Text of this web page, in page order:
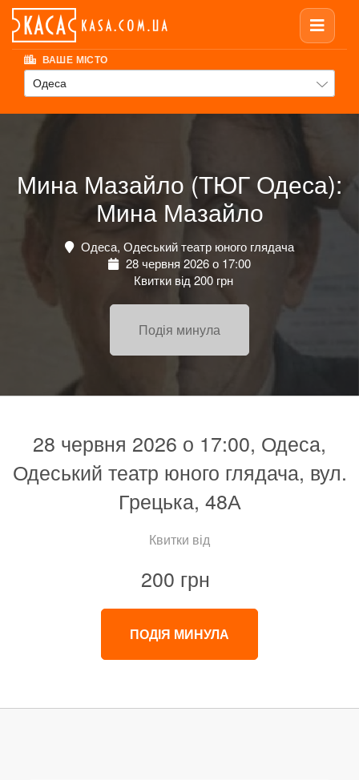
ВАШЕ МІСТО
Одеса
Мина Мазайло (ТЮГ Одеса):
Мина Мазайло
Одеса, Одеський театр юного глядача
28 червня 2026 о 17:00
Квитки від 200 грн
Подія минула
28 червня 2026 о 17:00, Одеса,
Одеський театр юного глядача, вул.
Грецька, 48А
Квитки від
200 грн
ПОДІЯ МИНУЛА